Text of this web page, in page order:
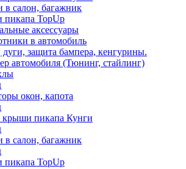
в салон, багажник
TopUp
аксессуары
в автомобиль
защита бампера, кенгурины.
автомобиля (Тюнинг, стайлинг)
окон, капота
пикапа Кунги
в салон, багажник
TopUp